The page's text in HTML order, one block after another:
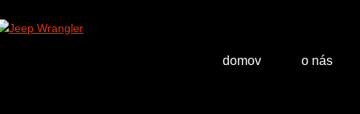
domov o nás